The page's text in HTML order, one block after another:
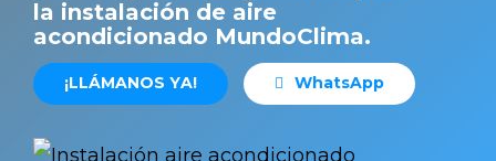
la instalación de aire
acondicionado MundoClima.
¡LLÁMANOS YA! WhatsApp